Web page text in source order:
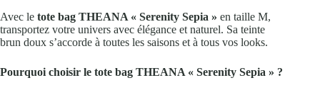
Avec le tote bag THEANA « Serenity Sepia » en taille M,
transportez votre univers avec élégance et naturel. Sa teinte
brun doux s’accorde à toutes les saisons et à tous vos looks.
Pourquoi choisir le tote bag THEANA « Serenity Sepia » ?